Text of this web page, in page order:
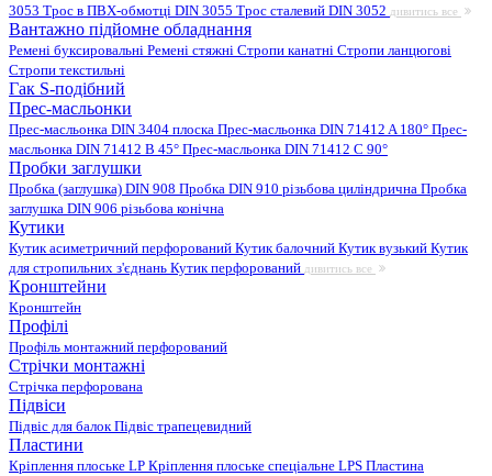
3053 Трос в ПВХ-обмотці DIN 3055 Трос сталевий DIN 3052 дивитись все
Вантажно підйомне обладнання
Ремені буксировальні Ремені стяжні Стропи канатні Стропи ланцюгові
Стропи текстильні
Гак S-подібний
Прес-масльонки
Прес-масльонка DIN 3404 плоска Прес-масльонка DIN 71412 A 180° Прес-
масльонка DIN 71412 B 45° Прес-масльонка DIN 71412 C 90°
Пробки заглушки
Пробка (заглушка) DIN 908 Пробка DIN 910 різьбова циліндрична Пробка
заглушка DIN 906 різьбова конічна
Кутики
Кутик асиметричний перфорований Кутик балочний Кутик вузький Кутик
для стропильних з'єднань Кутик перфорований дивитись все
Кронштейни
Кронштейн
Профілі
Профіль монтажний перфорований
Стрічки монтажні
Стрічка перфорована
Підвіси
Підвіс для балокПідвіс трапецевидний
Пластини
Кріплення плоське LP Кріплення плоське спеціальне LPS Пластина